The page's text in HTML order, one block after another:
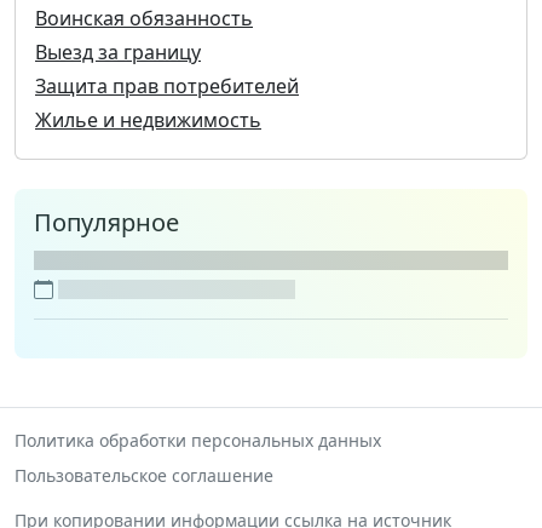
Воинская обязанность
Выезд за границу
Защита прав потребителей
Жилье и недвижимость
Популярное
Политика обработки персональных данных
Пользовательское соглашение
При копировании информации ссылка на источник